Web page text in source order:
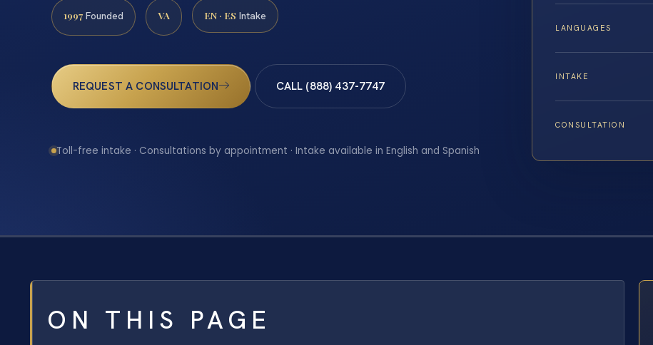
1997 Founded VA EN · ES Intake
REQUEST A CONSULTATION CALL (888) 437-7747
Toll-free intake · Consultations by appointment · Intake available in English and Spanish
LANGUAGES
INTAKE
CONSULTATION
ON THIS PAGE